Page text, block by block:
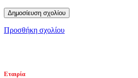
Προσθήκη σχολίου
Εταιρία